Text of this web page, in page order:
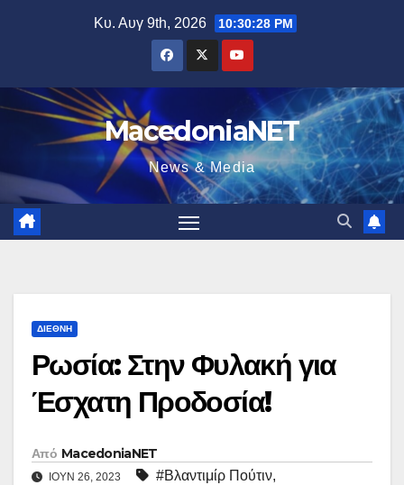
Κυ. Αυγ 9th, 2026 10:30:29 PM
MacedoniaNET
News & Media
ΔΙΕΘΝΉ
Ρωσία: Στην Φυλακή για
Έσχατη Προδοσία!
Από MacedoniaNET
ΙΟΎΝ 26, 2023 #Βλαντιμίρ Πούτιν,